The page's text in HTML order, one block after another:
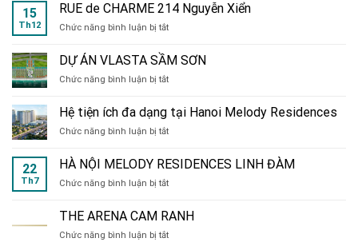
15
Th12
RUE de CHARME 214 Nguyễn Xiển
Chức năng bình luận bị tắtở
de
CHARME
214
Xiển
DỰ ÁN VLASTA SẦM SƠN
Chức năng bình luận bị tắtở
ÁN
VLASTA
SẦM
Hệ tiện ích đa dạng tại Hanoi Melody Residences
Chức năng bình luận bị tắtở
tiện
ích
đa
tại
Melody
22
Th7
HÀ NỘI MELODY RESIDENCES LINH ĐÀM
Chức năng bình luận bị tắtở
NỘI
MELODY
RESIDENCES
THE ARENA CAM RANH
Chức năng bình luận bị tắtở